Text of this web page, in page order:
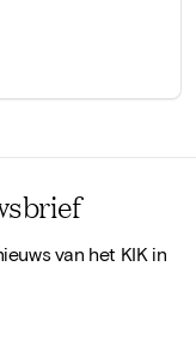
van het KIK in